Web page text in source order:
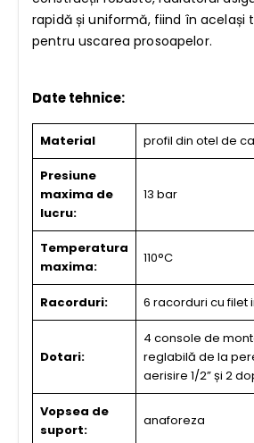
rapidă și uniformă, fiind în același
pentru uscarea prosoapelor.
Date tehnice:
Material profil din otel de
Presiune
maxima de
lucru:
13 bar
Temperatura
maxima:
110°C
Racorduri: 6 racorduri cu filet
Dotari:
4 console de
reglabilă de la
aerisire 1/2” și 2
Vopsea de
suport:
anaforeza